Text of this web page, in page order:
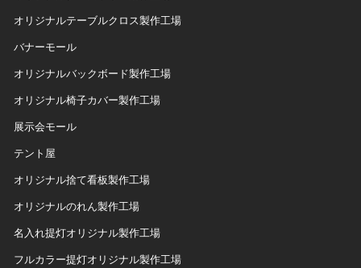
オリジナルテーブルクロス製作工場
バナーモール
オリジナルバックボード製作工場
オリジナル椅子カバー製作工場
展示会モール
テント屋
オリジナル捨て看板製作工場
オリジナルのれん製作工場
名入れ提灯オリジナル製作工場
フルカラー提灯オリジナル製作工場